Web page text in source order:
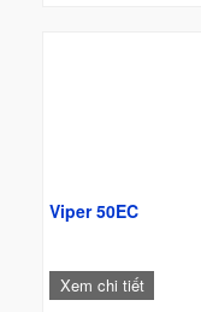
Viper 50EC
Xem chi tiết